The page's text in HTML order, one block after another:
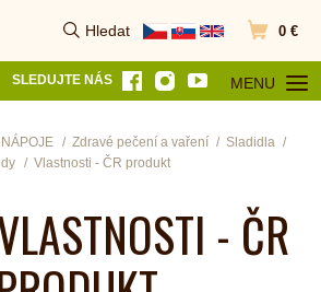
Hledat
Vyhledat Přejít do
0 €
SLEDUJTE NÁS MENU
OTEVŘÍT
Zdravé pečení a vaření
Sladidla
Vlastnosti - ČR produkt
- ČR